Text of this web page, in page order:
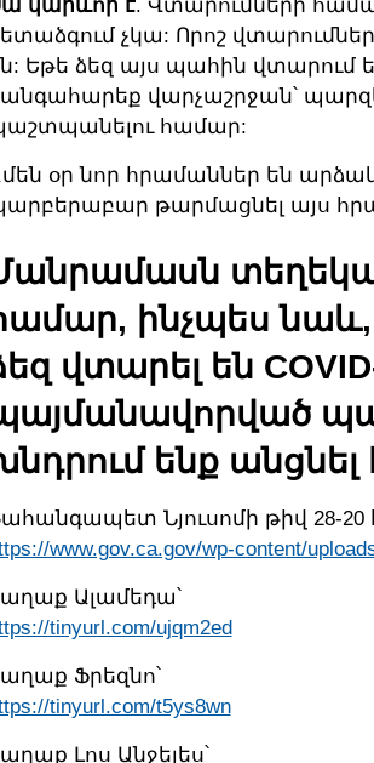
կարևոր է. Վտարումների
չկա: Որոշ
Եթե ձեզ այս պահին վտարում
վարչաշրջան՝
համար:
օր նոր հրամաններ են
թարմացնել այս
ինչպես նաև,
վտարել են
ենք անցնել
Նյուսոմի թիվ 28-
www.gov.ca.gov/wp-content/
Ալամեդա՝
tinyurl.com/ujqm2ed
Ֆրեզնո՝
tinyurl.com/t5ys8wn
Լոս Անջելես՝